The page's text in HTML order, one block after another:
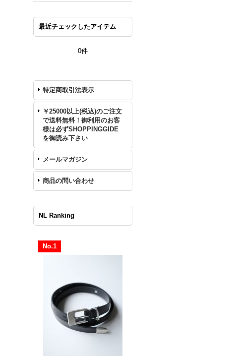
最近チェックしたアイテム
0件
特定商取引法表示
￥25000以上(税込)のご注文
で送料無料！御利用のお客
様は必ずSHOPPINGGIDE
を御読み下さい
メールマガジン
商品の問い合わせ
NL Ranking
No.1